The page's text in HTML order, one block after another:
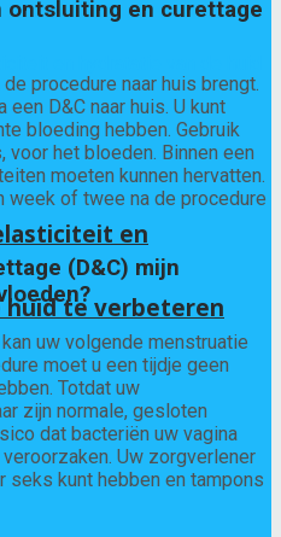
en
te verbeteren
ontsluiting en curettage
procedure naar huis brengt.
een D&C naar huis. U kunt
bloeding hebben. Gebruik
voor het bloeden. Binnen een
moeten kunnen hervatten.
week of twee na de procedure
(D&C) mijn
uw volgende menstruatie
moet u een tijdje geen
Totdat uw
zijn normale, gesloten
dat bacteriën uw vagina
Uw zorgverlener
seks kunt hebben en tampons